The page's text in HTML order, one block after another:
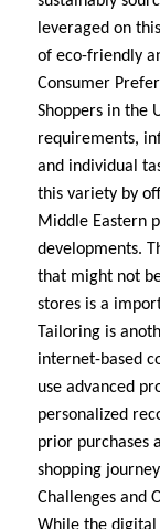
leveraged on
of eco-friendly
Consumer
Shoppers in the
requirements,
and individual
this variety by
Middle Eastern
developments.
that might not
stores is a
Tailoring is
internet-based
use advanced
personalized
prior purchases
shopping
Challenges and